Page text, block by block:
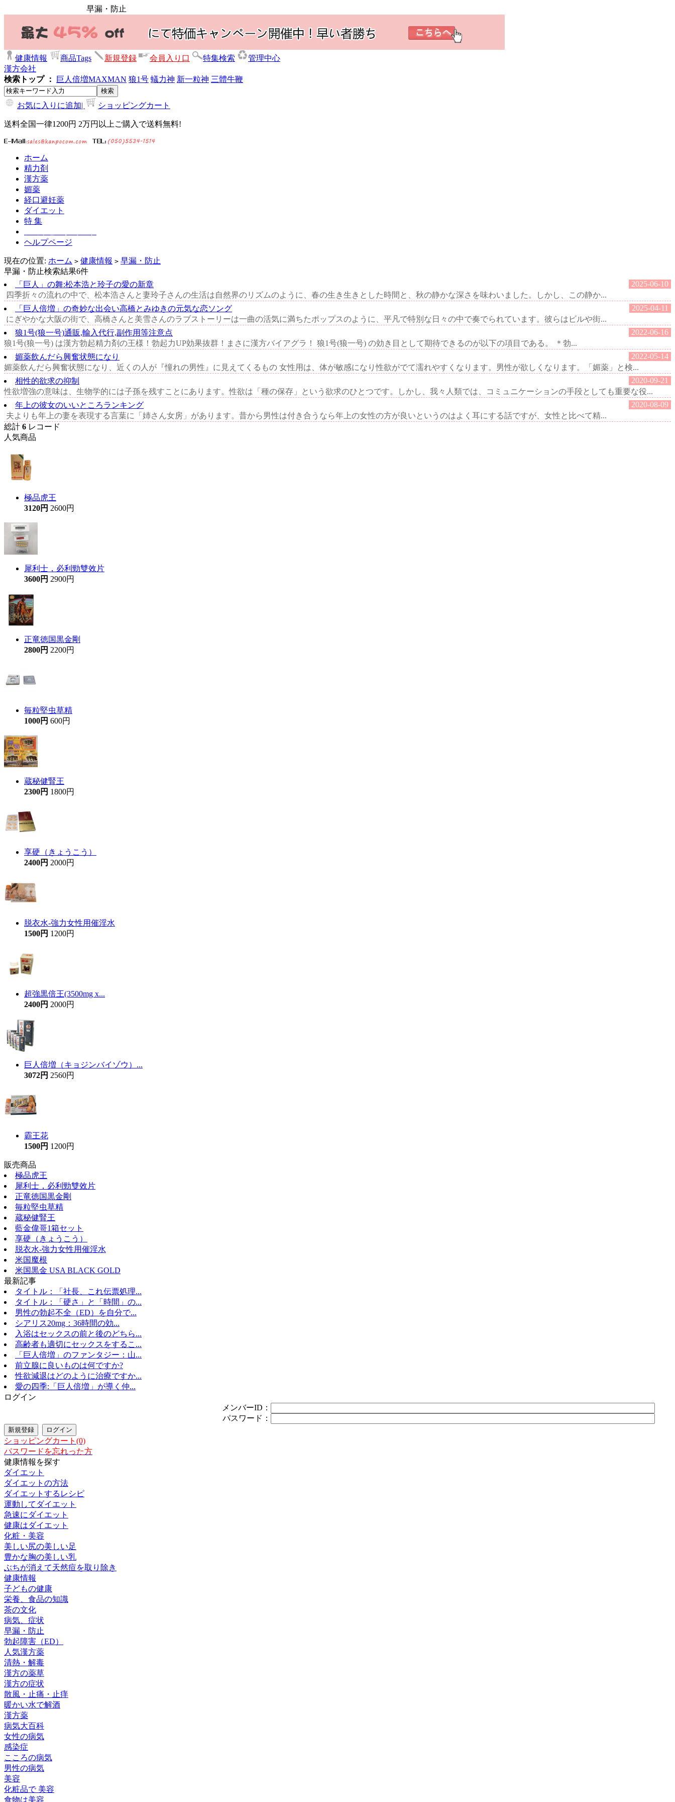
早漏・防止
健康情報 商品Tags 新規登録 会員入り口 特集検索
管理中心
漢方会社
検索トップ ：
巨人倍増MAXMAN 狼1号 蟻力神 新一粒神 三體牛鞭
お気に入りに追加| ショッピングカート
送料全国一律1200円 2万円以上ご購入で送料無料!
ホーム
精力剤
漢方薬
媚薬
経口避妊薬
ダイエット
特 集
ヘルプページ
現在の位置: ホーム > 健康情報 > 早漏・防止
早漏・防止検索結果6件
「巨人」の舞:松本浩と玲子の愛の新章
2025-06-10
四季折々の流れの中で、松本浩さんと妻玲子さんの生活は自然界のリズムのように、春の生き生きとした時間と、秋の静かな深さを味わいました。しかし、この静か...
「巨人倍増」の奇妙な出会い高橋とみゆきの元気な恋ソング
2025-04-11
にぎやかな大阪の街で、高橋さんと美雪さんのラブストーリーは一曲の活気に満ちたポップスのように、平凡で特別な日々の中で奏でられています。彼らはビルや街...
狼1号(狼一号)通販,輸入代行,副作用等注意点
2022-06-16
狼1号(狼一号) は漢方勃起精力剤の王様！勃起力UP効果抜群！まさに漢方バイアグラ！ 狼1号(狼一号) の効き目として期待できるのが以下の項目である。 ＊勃...
媚薬飲んだら興奮状態になり
2022-05-14
媚薬飲んだら興奮状態になり、近くの人が『憧れの男性』に見えてくるもの 女性用は、体が敏感になり性欲がでて濡れやすくなります。男性が欲しくなります。「媚薬」と検...
相性的欲求の抑制
2020-09-21
性欲増強の意味は、生物学的には子孫を残すことにあります。性欲は「種の保存」という欲求のひとつです。しかし、我々人類では、コミュニケーションの手段としても重要な役...
年上の彼女のいいところランキング
2020-08-09
夫よりも年上の妻を表現する言葉に「姉さん女房」があります。昔から男性は付き合うなら年上の女性の方が良いというのはよく耳にする話ですが、女性と比べて精...
総計 6 レコード
人気商品
極品虎王
3120円 2600円
犀利士，必利勁雙效片
3600円 2900円
正竜徳国黒金剛
2800円 2200円
毎粒堅虫草精
1000円 600円
蔵秘健腎王
2300円 1800円
享硬（きょうこう）
2400円 2000円
脱衣水-強力女性用催淫水
1500円 1200円
超強黒倍王(3500mg x...
2400円 2000円
巨人倍増（キョジンバイゾウ）...
3072円 2560円
霸王花
1500円 1200円
販売商品
極品虎王
犀利士，必利勁雙效片
正竜徳国黒金剛
毎粒堅虫草精
蔵秘健腎王
藍金偉哥1箱セット
享硬（きょうこう）
脱衣水-強力女性用催淫水
米国魔根
米国黒金 USA BLACK GOLD
最新記事
タイトル：「社長、これ伝票処理...
タイトル：「硬さ」と「時間」の...
男性の勃起不全（ED）を自分で...
シアリス20mg：36時間の効...
入浴はセックスの前と後のどちら...
高齢者も適切にセックスをするこ...
「巨人倍増」のファンタジー：山...
前立腺に良いものは何ですか?
性欲減退はどのように治療ですか...
愛の四季:「巨人倍増」が導く仲...
ログイン
メンバーID：
パスワード：
ショッピングカート(0)
パスワードを忘れった方
健康情報を探す
ダイエット
ダイエットの方法
ダイエットするレシピ
運動してダイエット
急速にダイエット
健康はダイエット
化粧・美容
美しい尻の美しい足
豊かな胸の美しい乳
ぶちが消えて天然痘を取り除き
健康情報
子どもの健康
栄養、食品の知識
茶の文化
病気、症状
早漏・防止
勃起障害（ED）
人気漢方薬
清熱・解毒
漢方の薬草
漢方の症状
散風・止痛・止痒
暖かい水で解酒
漢方薬
病気大百科
女性の病気
感染症
こころの病気
男性の病気
美容
化粧品で 美容
食物は美容